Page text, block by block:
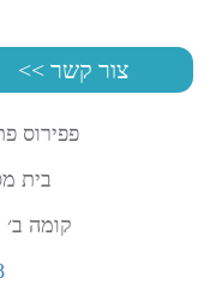
צור קשר >>
פפירוס
בית
קומה ב׳ אולם 8